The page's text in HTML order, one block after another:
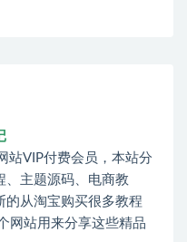
站VIP付费会员，本站分
、主题源码、电商教
的从淘宝购买很多教程
网站用来分享这些精品